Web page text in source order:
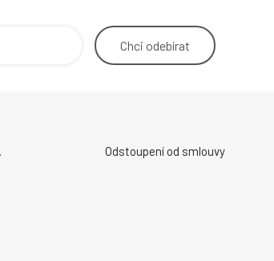
Chci odebírat
Odstoupení od smlouvy